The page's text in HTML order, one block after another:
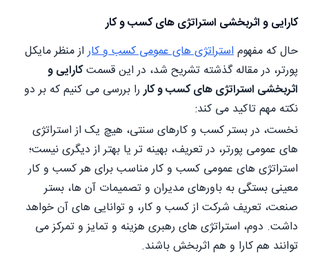
کارایی و اثربخشی استراتژی های کسب و کار
حال که مفهوماستراتژی های عمومی کسب و کاراز منظر مایکل
پورتر، در مقاله گذشته تشریح شد، در این قسمتکارایی و
اثربخشی استراتژی های کسب و کاررا بررسی می کنیم که بر دو
نکته مهم تاکید می کند:
نخست، در بستر کسب و کارهای سنتی، هیچ یک از استراتژی
های عمومی پورتر، در تعریف، بهینه تر یا بهتر از دیگری نیست؛
استراتژی های عمومی کسب و کار مناسب برای هر کسب و کار
معینی بستگی به باورهای مدیران و تصمیمات آن ها، بستر
صنعت، تعریف شرکت از کسب و کار، و توانایی های آن خواهد
داشت. دوم، استراتژی های رهبری هزینه و تمایز و تمرکز می
توانند هم کارا و هم اثربخش باشند.